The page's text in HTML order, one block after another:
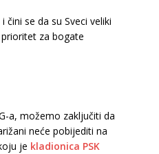
se da su Sveci veliki
za bogate
a, možemo zaključiti da
neće pobijediti na
je kladionica PSK